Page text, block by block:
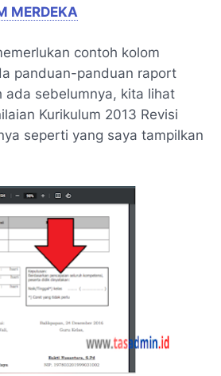
MERDEKA
contoh kolom
panduan-panduan raport
ada sebelumnya, kita lihat
Kurikulum 2013 Revisi
seperti yang saya tampilkan